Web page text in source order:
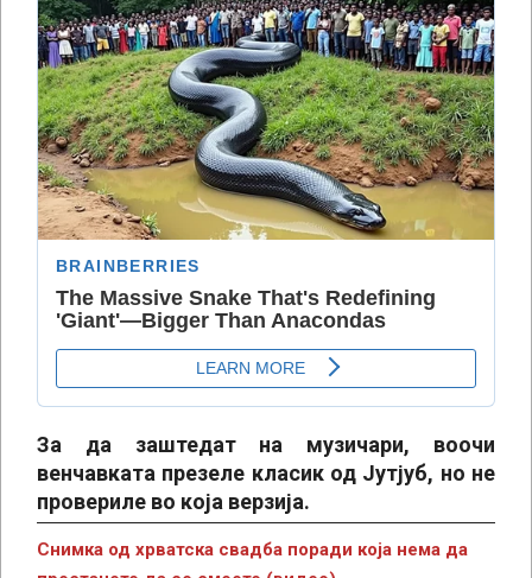
За да заштедат на музичари, воочи
венчавката презеле класик од Јутјуб, но не
провериле во која верзија.
Снимка од хрватска свадба поради која нема да